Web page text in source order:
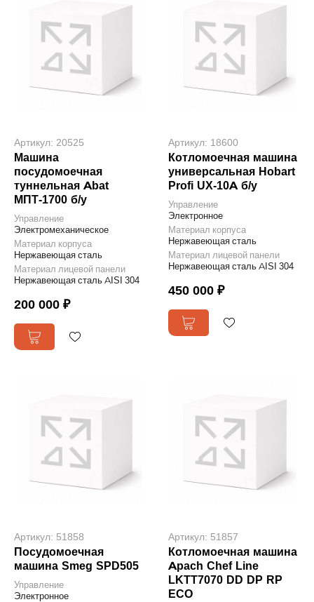
Артикул: 20525
Машина
посудомоечная
туннельная Abat
МПТ-1700 б/у
Управление
Электромеханическое
Материал корпуса
Нержавеющая сталь
Материал лицевой панели
Нержавеющая сталь AISI 304
200 000 ₽
Артикул: 18600
Котломоечная машина
универсальная Hobart
Profi UX-10A б/у
Управление
Электронное
Материал корпуса
Нержавеющая сталь
Материал лицевой панели
Нержавеющая сталь AISI 304
450 000 ₽
Артикул: 51858
Посудомоечная
машина Smeg SPD505
Управление
Электронное
Артикул: 51857
Котломоечная машина
Apach Chef Line
LKTT7070 DD DP RP
ECO